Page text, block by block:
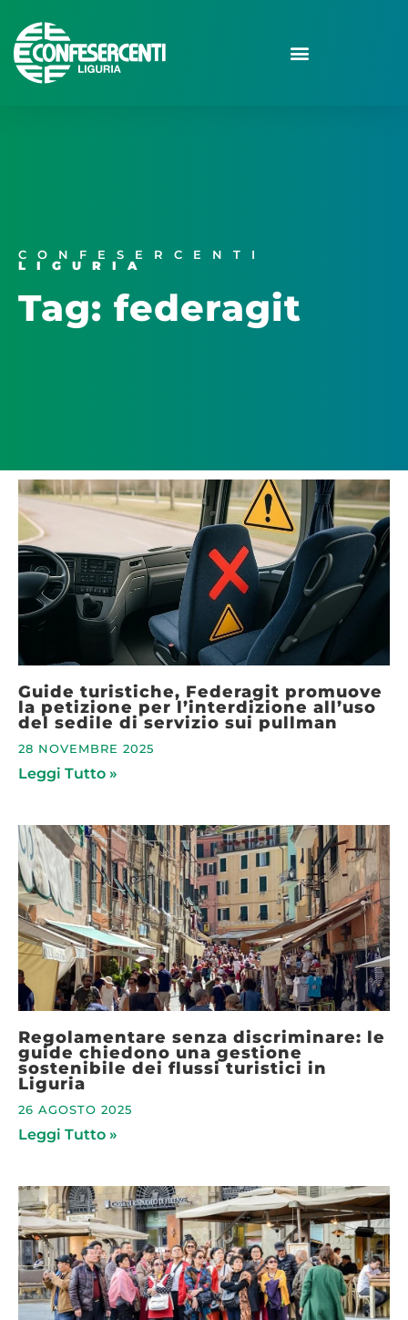
CONFESERCENTI
LIGURIA
Tag: federagit
Guide turistiche, Federagit promuove
la petizione per l’interdizione all’uso
del sedile di servizio sui pullman
28 NOVEMBRE 2025
Leggi Tutto »
Regolamentare senza discriminare: le
guide chiedono una gestione
sostenibile dei flussi turistici in
Liguria
26 AGOSTO 2025
Leggi Tutto »